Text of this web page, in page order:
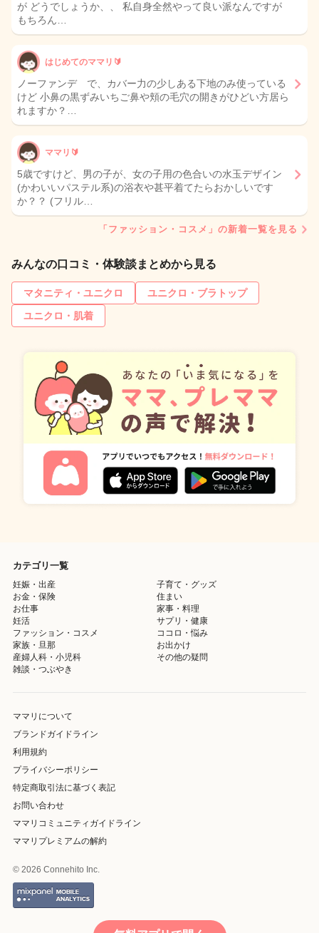
が どうでしょうか、、 私自身全然やって良い派なんですが
もちろん…
はじめてのママリ🔰
ノーファンデ で、カバー力の少しある下地のみ使っている
けど 小鼻の黒ずみいちご鼻や頬の毛穴の開きがひどい方居ら
れますか？…
ママリ🔰
5歳ですけど、男の子が、女の子用の色合いの水玉デザイン
(かわいいパステル系)の浴衣や甚平着てたらおかしいです
か？？ (フリル…
「ファッション・コスメ」の新着一覧を見る
みんなの口コミ・体験談まとめから見る
マタニティ・ユニクロ
ユニクロ・ブラトップ
ユニクロ・肌着
カテゴリ一覧
妊娠・出産
子育て・グッズ
お金・保険
住まい
お仕事
家事・料理
妊活
サプリ・健康
ファッション・コスメ
ココロ・悩み
家族・旦那
お出かけ
産婦人科・小児科
その他の疑問
雑談・つぶやき
ママリについて
ブランドガイドライン
利用規約
プライバシーポリシー
特定商取引法に基づく表記
お問い合わせ
ママリコミュニティガイドライン
ママリプレミアムの解約
© 2026 Connehito Inc.